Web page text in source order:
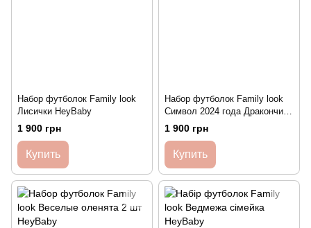
Набор футболок Family look
Лисички HeyBaby
1 900 грн
Купить
Набор футболок Family look
Символ 2024 года Дракончики
HeyBaby
1 900 грн
Купить